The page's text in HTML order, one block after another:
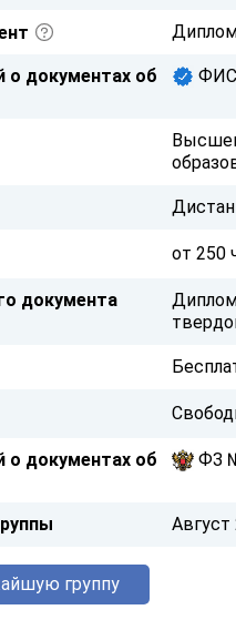
о документах об
от 250
документа
о документах об
ФЗ
Август
группу